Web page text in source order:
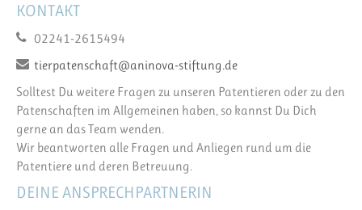
KONTAKT
02241-2615494
tierpatenschaft@aninova-stiftung.de
Solltest Du weitere Fragen zu unseren Patentieren oder zu den
Patenschaften im Allgemeinen haben, so kannst Du Dich
gerne an das Team wenden.
Wir beantworten alle Fragen und Anliegen rund um die
Patentiere und deren Betreuung.
DEINE ANSPRECHPARTNERIN